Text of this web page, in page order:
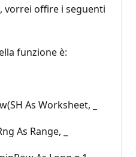
, vorrei offire i seguenti
funzione è:
As Worksheet, _
Range, _